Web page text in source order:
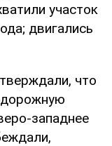
участок
двигались
что
западнее